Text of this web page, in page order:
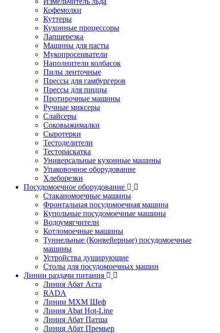
Кофемолки
Куттеры
Кухонные процессоры
Лапшерезка
Машины для пасты
Мукопросеиватели
Наполнители колбасок
Пилы ленточные
Прессы для гамбургеров
Прессы для пиццы
Протирочные машины
Ручные миксеры
Слайсеры
Соковыжималки
Сыротерки
Тестоделители
Тестораскатка
Универсальные кухонные машины
Упаковочное оборудование
Хлеборезки
Посудомоечное оборудование
Стаканомоечные машины
Фронтальная посудомоечная машина
Купольные посудомоечные машины
Водоумягчители
Котломоечные машины
Туннельные (Конвейерные) посудомоечные
машины
Устройства душирующие
Столы для посудомоечных машин
Линии раздачи питания
Линия Абат Аста
RADA
Линии МХМ Шеф
Линия Abat Hot-Line
Линия Абат Патша
Линия Абат Премьер